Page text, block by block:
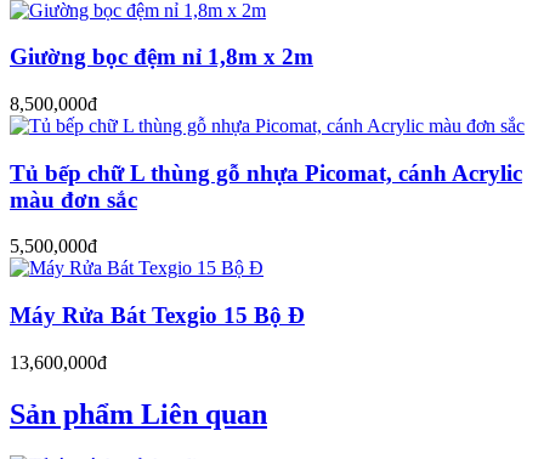
Giường bọc đệm nỉ 1,8m x 2m
8,500,000đ
Tủ bếp chữ L thùng gỗ nhựa Picomat, cánh Acrylic
màu đơn sắc
5,500,000đ
Máy Rửa Bát Texgio 15 Bộ Đ
13,600,000đ
Sản phẩm Liên quan